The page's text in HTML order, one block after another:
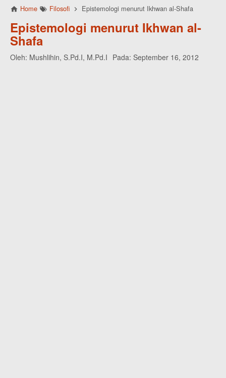
Home Filosofi Epistemologi menurut Ikhwan al-Shafa
Epistemologi menurut Ikhwan al-
Shafa
Oleh: Mushlihin, S.Pd.I, M.Pd.I Pada: September 16, 2012